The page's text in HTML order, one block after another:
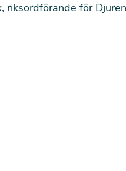
riksordförande för